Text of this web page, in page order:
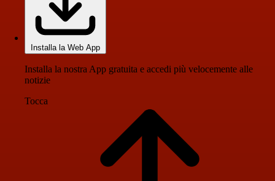
Installa la Web App
Installa la nostra App gratuita e accedi più velocemente alle
notizie
Tocca